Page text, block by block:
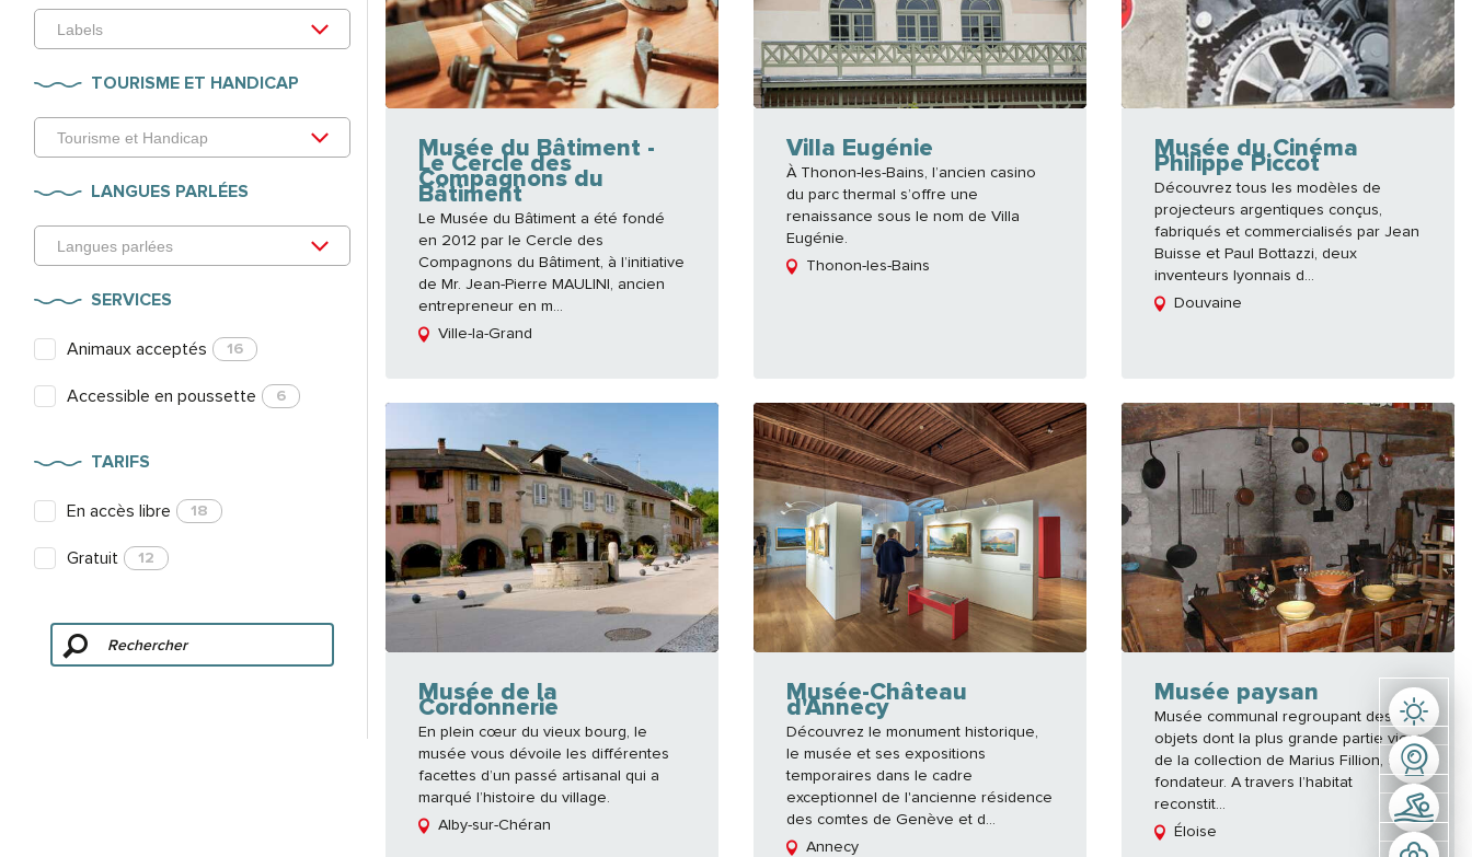
TOURISME ET HANDICAP
LANGUES PARLÉES
SERVICES
Animaux acceptés 16
Accessible en poussette 6
TARIFS
En accès libre 18
Gratuit 12
Musée du Bâtiment -
Le Cercle des
Compagnons du
Bâtiment
Le Musée du Bâtiment a été fondé
en 2012 par le Cercle des
Compagnons du Bâtiment, à l’initiative
de Mr. Jean-Pierre MAULINI, ancien
entrepreneur en m...
Ville-la-Grand
Villa Eugénie
À Thonon-les-Bains, l’ancien casino
du parc thermal s’offre une
renaissance sous le nom de Villa
Eugénie.
Thonon-les-Bains
Musée du Cinéma
Philippe Piccot
Découvrez tous les modèles de
projecteurs argentiques conçus,
fabriqués et commercialisés par Jean
Buisse et Paul Bottazzi, deux
inventeurs lyonnais d...
Douvaine
Musée de la
Cordonnerie
En plein cœur du vieux bourg, le
musée vous dévoile les différentes
facettes d’un passé artisanal qui a
marqué l’histoire du village.
Alby-sur-Chéran
Musée-Château
d'Annecy
Découvrez le monument historique,
le musée et ses expositions
temporaires dans le cadre
exceptionnel de l'ancienne résidence
des comtes de Genève et d...
Annecy
Musée paysan
Musée communal regroupant des
objets dont la plus grande partie vient
de la collection de Marius Fillion, son
fondateur. A travers l’habitat
reconstit...
Éloise